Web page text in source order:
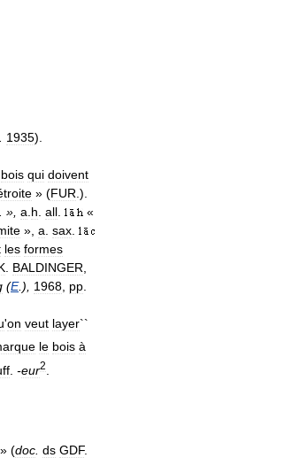
1935).
bois qui doivent
» (FUR .).
. », a h all
«
», a sax
les formes
BALDINGER
(E.), 1968 pp
'on veut layer``
le bois à
-eur2
» (doc ds GDF.